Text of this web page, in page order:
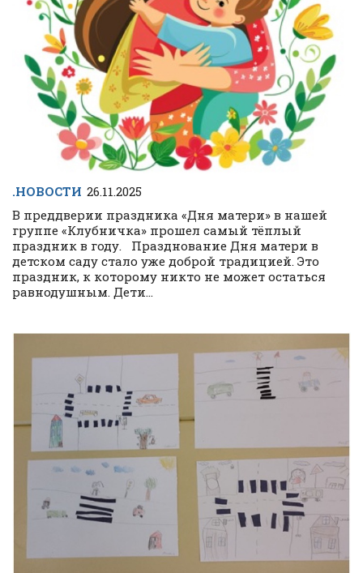
.НОВОСТИ 26.11.2025
В преддверии праздника «Дня матери» в нашей
группе «Клубничка» прошел самый тёплый
праздник в году. Празднование Дня матери в
детском саду стало уже доброй традицией. Это
праздник, к которому никто не может остаться
равнодушным. Дети...